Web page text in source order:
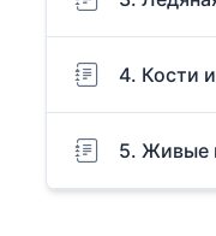
4. Кости
5. Живые